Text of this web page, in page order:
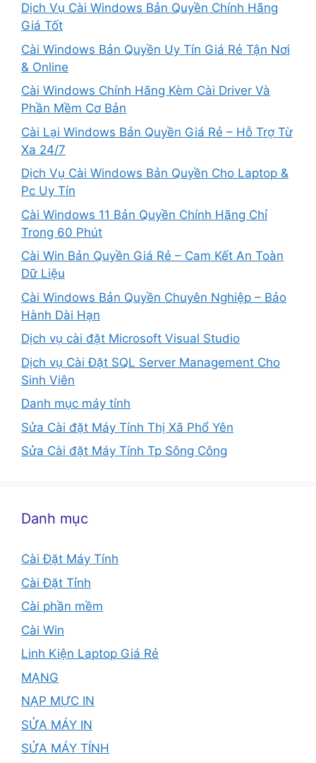
Dịch Vụ Cài Windows Bản Quyền Chính Hãng
Giá Tốt
Cài Windows Bản Quyền Uy Tín Giá Rẻ Tận Nơi
& Online
Cài Windows Chính Hãng Kèm Cài Driver Và
Phần Mềm Cơ Bản
Cài Lại Windows Bản Quyền Giá Rẻ – Hỗ Trợ Từ
Xa 24/7
Dịch Vụ Cài Windows Bản Quyền Cho Laptop &
Pc Uy Tín
Cài Windows 11 Bản Quyền Chính Hãng Chỉ
Trong 60 Phút
Cài Win Bản Quyền Giá Rẻ – Cam Kết An Toàn
Dữ Liệu
Cài Windows Bản Quyền Chuyên Nghiệp – Bảo
Hành Dài Hạn
Dịch vụ cài đặt Microsoft Visual Studio
Dịch vụ Cài Đặt SQL Server Management Cho
Sinh Viên
Danh mục máy tính
Sửa Cài đặt Máy Tính Thị Xã Phổ Yên
Sửa Cài đặt Máy Tính Tp Sông Công
Danh mục
Cài Đặt Máy Tính
Cài Đặt Tỉnh
Cài phần mềm
Cài Win
Linh Kiện Laptop Giá Rẻ
MẠNG
NẠP MỰC IN
SỬA MÁY IN
SỬA MÁY TÍNH